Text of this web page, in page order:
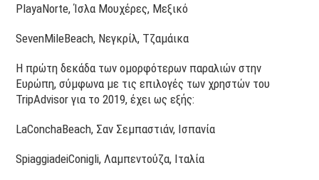
PlayaNorte, Ίσλα Μουχέρες, Μεξικό
SevenMileBeach, Νεγκρίλ, Τζαμάικα
Η πρώτη δεκάδα των ομορφότερων παραλιών στην
Ευρώπη, σύμφωνα με τις επιλογές των χρηστών του
TripAdvisor για το 2019, έχει ως εξής:
LaConchaBeach, Σαν Σεμπαστιάν, Ισπανία
SpiaggiadeiConigli, Λαμπεντούζα, Ιταλία